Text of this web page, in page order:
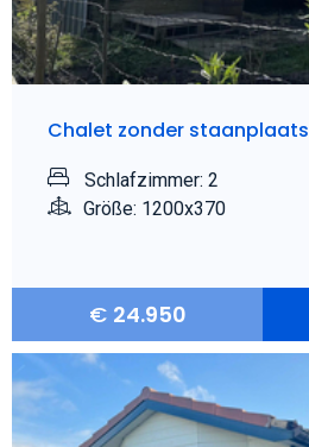
Chalet zonder staanplaats
Schlafzimmer: 2
Größe: 1200x370
€ 24.950